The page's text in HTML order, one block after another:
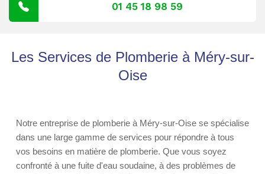
01 45 18 98 59
Les Services de Plomberie à Méry-sur-
Oise
Notre entreprise de plomberie à Méry-sur-Oise se spécialise
dans une large gamme de services pour répondre à tous
vos besoins en matière de plomberie. Que vous soyez
confronté à une fuite d'eau soudaine, à des problèmes de